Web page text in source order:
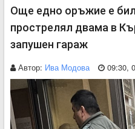
Още едно оръжие е
прострелял двама в
запушен гараж
Автор: Ива Модова 09:30,